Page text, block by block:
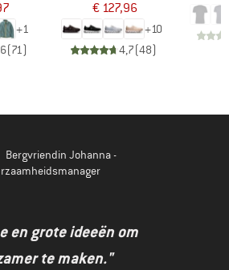
+1
(71)
€ 127,96
+10
4,7(48)
Bergvriendin Johanna -
en grote ideeën om
te maken."